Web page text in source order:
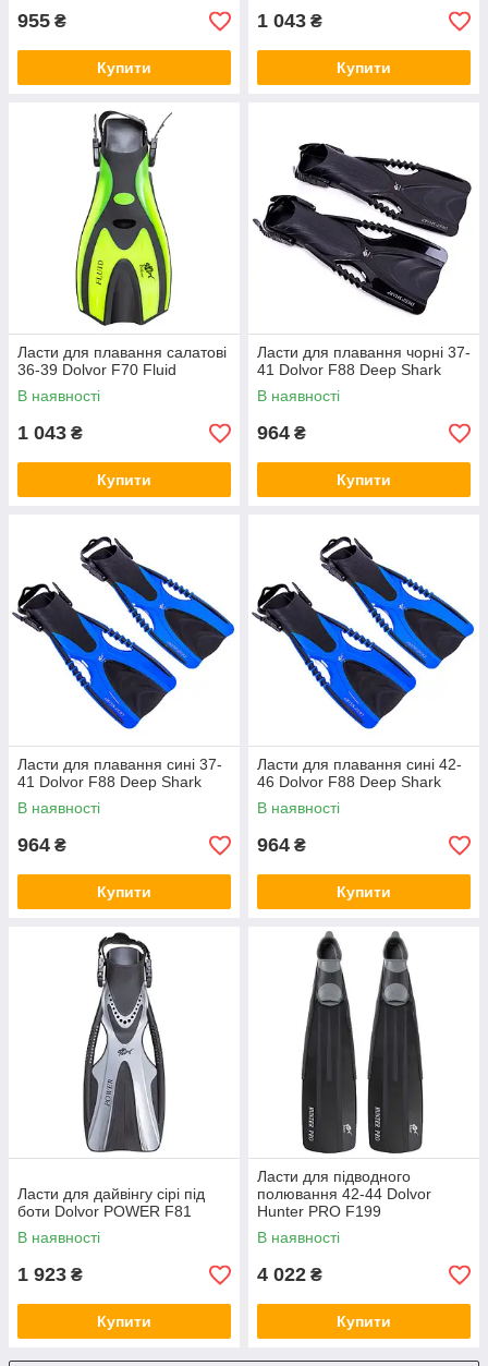
955 ₴
Купити
1 043 ₴
Купити
Ласти для плавання салатові
36-39 Dolvor F70 Fluid
В наявності
1 043 ₴
Купити
Ласти для плавання чорні 37-
41 Dolvor F88 Deep Shark
В наявності
964 ₴
Купити
Ласти для плавання сині 37-
41 Dolvor F88 Deep Shark
В наявності
964 ₴
Купити
Ласти для плавання сині 42-
46 Dolvor F88 Deep Shark
В наявності
964 ₴
Купити
Ласти для дайвінгу сірі під
боти Dolvor POWER F81
В наявності
1 923 ₴
Купити
Ласти для підводного
полювання 42-44 Dolvor
Hunter PRO F199
В наявності
4 022 ₴
Купити